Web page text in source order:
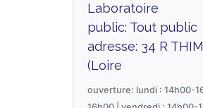
Laboratoire
public: Tout public
adresse: 34 R
(Loire
ouverture: lundi : 14h00-